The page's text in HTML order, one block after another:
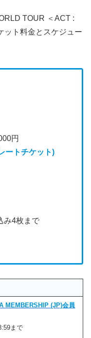
TOUR ＜ACT :
ット料金とスケジュー
円
ートチケット)
み4枚まで
MEMBERSHIP (JP)会員
まで